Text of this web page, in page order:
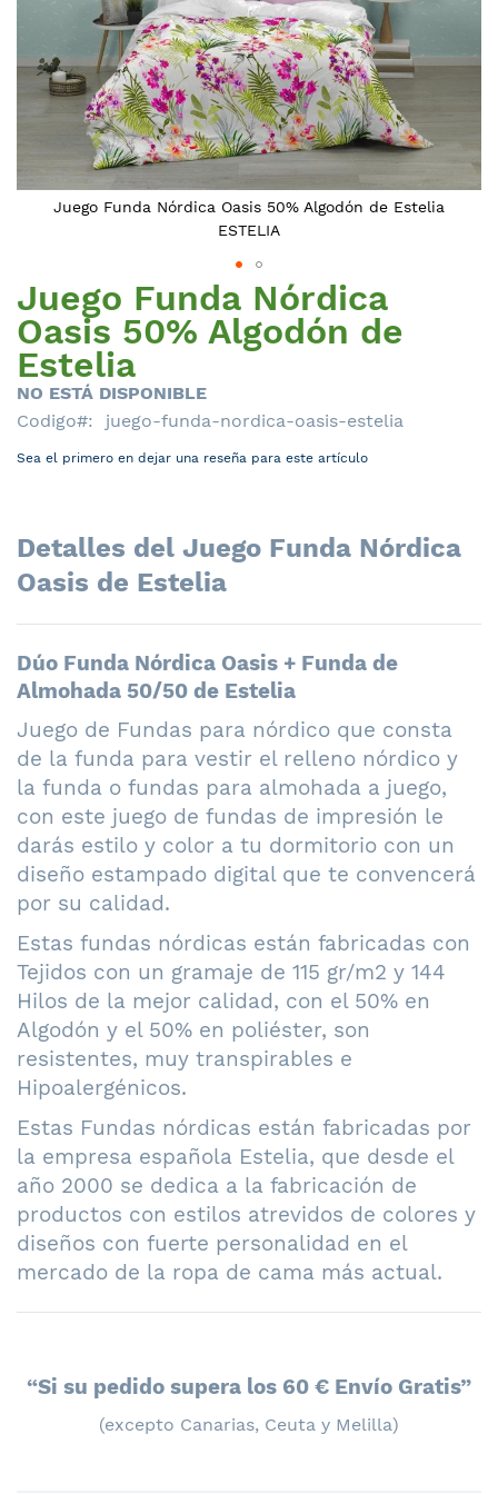
Juego Funda Nórdica
Oasis 50% Algodón de
Estelia
NO ESTÁ DISPONIBLE
Codigo
juego-funda-nordica-oasis-estelia
Sea el primero en dejar una reseña para este artículo
Detalles del Juego Funda Nórdica
Oasis de Estelia
Dúo Funda Nórdica Oasis + Funda de
Almohada 50/50 de Estelia
Juego de Fundas para nórdico que consta
de la funda para vestir el relleno nórdico y
la funda o fundas para almohada a juego,
con este juego de fundas de impresión le
darás estilo y color a tu dormitorio con un
diseño estampado digital que te convencerá
por su calidad.
Estas fundas nórdicas están fabricadas con
Tejidos con un gramaje de 115 gr/m2 y 144
Hilos de la mejor calidad, con el 50% en
Algodón y el 50% en poliéster, son
resistentes, muy transpirables e
Hipoalergénicos.
Estas Fundas nórdicas están fabricadas por
la empresa española Estelia, que desde el
año 2000 se dedica a la fabricación de
productos con estilos atrevidos de colores y
diseños con fuerte personalidad en el
mercado de la ropa de cama más actual.
“Si su pedido supera los 60 € Envío Gratis”
(excepto Canarias, Ceuta y Melilla)
Juego Funda Nórdica Oasis 50% Algodón de Estelia
ESTELIA
Saltar
al
comienzo
de
la
galería
imágenes